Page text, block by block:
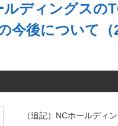
ルディングスの
今後について（
（追記）NCホールディ